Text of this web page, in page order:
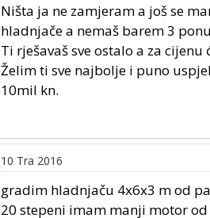
Ništa ja ne zamjeram a još se
hladnjače a nemaš barem 3
Ti rješavaš sve ostalo a za
Želim ti sve najbolje i puno
10mil kn.
10 Tra 2016
gradim hladnjaču 4x6x3 m od
20 stepeni imam manji motor